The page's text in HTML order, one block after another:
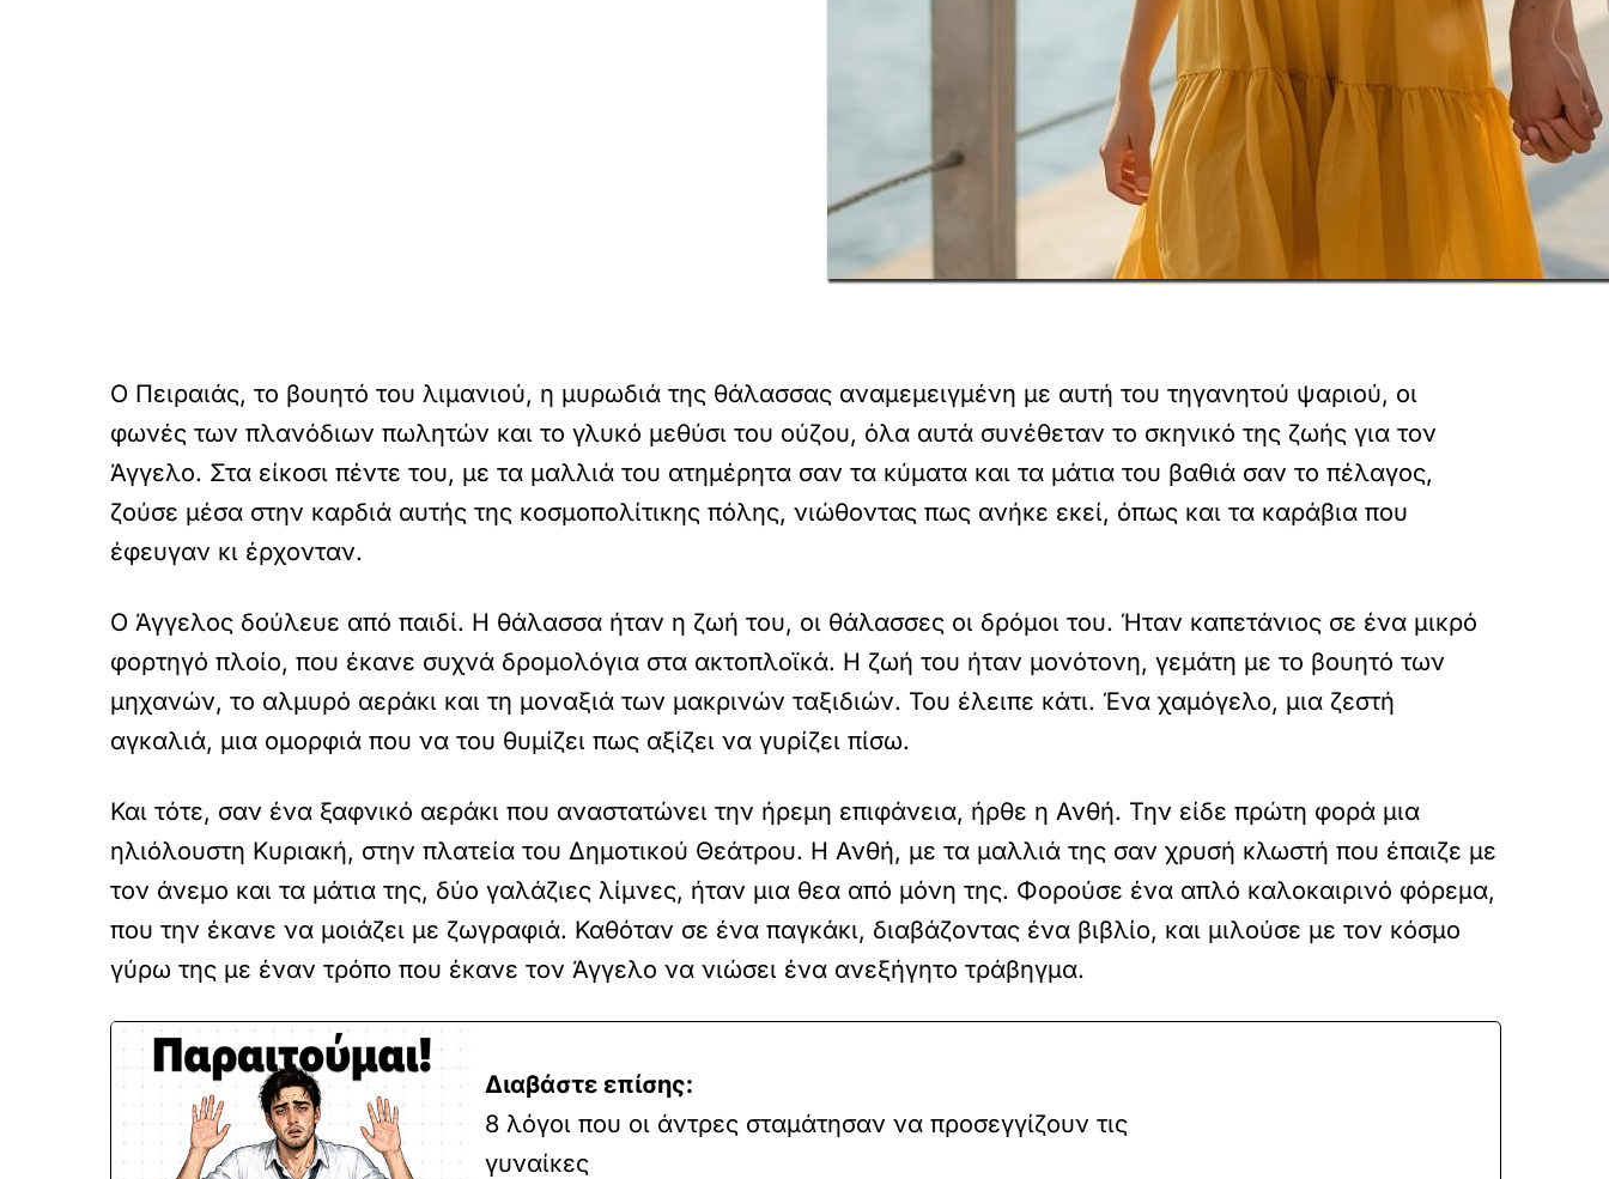
Ο Πειραιάς, το βουητό του λιμανιού, η μυρωδιά της θάλασσας αναμεμειγμένη με αυτή του τηγανητού ψαριού, οι
φωνές των πλανόδιων πωλητών και το γλυκό μεθύσι του ούζου, όλα αυτά συνέθεταν το σκηνικό της ζωής για τον
Άγγελο. Στα είκοσι πέντε του, με τα μαλλιά του ατημέρητα σαν τα κύματα και τα μάτια του βαθιά σαν το πέλαγος,
ζούσε μέσα στην καρδιά αυτής της κοσμοπολίτικης πόλης, νιώθοντας πως ανήκε εκεί, όπως και τα καράβια που
έφευγαν κι έρχονταν.
Ο Άγγελος δούλευε από παιδί. Η θάλασσα ήταν η ζωή του, οι θάλασσες οι δρόμοι του. Ήταν καπετάνιος σε ένα μικρό
φορτηγό πλοίο, που έκανε συχνά δρομολόγια στα ακτοπλοϊκά. Η ζωή του ήταν μονότονη, γεμάτη με το βουητό των
μηχανών, το αλμυρό αεράκι και τη μοναξιά των μακρινών ταξιδιών. Του έλειπε κάτι. Ένα χαμόγελο, μια ζεστή
αγκαλιά, μια ομορφιά που να του θυμίζει πως αξίζει να γυρίζει πίσω.
Και τότε, σαν ένα ξαφνικό αεράκι που αναστατώνει την ήρεμη επιφάνεια, ήρθε η Ανθή. Την είδε πρώτη φορά μια
ηλιόλουστη Κυριακή, στην πλατεία του Δημοτικού Θεάτρου. Η Ανθή, με τα μαλλιά της σαν χρυσή κλωστή που έπαιζε με
τον άνεμο και τα μάτια της, δύο γαλάζιες λίμνες, ήταν μια θεα από μόνη της. Φορούσε ένα απλό καλοκαιρινό φόρεμα,
που την έκανε να μοιάζει με ζωγραφιά. Καθόταν σε ένα παγκάκι, διαβάζοντας ένα βιβλίο, και μιλούσε με τον κόσμο
γύρω της με έναν τρόπο που έκανε τον Άγγελο να νιώσει ένα ανεξήγητο τράβηγμα.
Διαβάστε επίσης:
8 λόγοι που οι άντρες σταμάτησαν να προσεγγίζουν τις
γυναίκες